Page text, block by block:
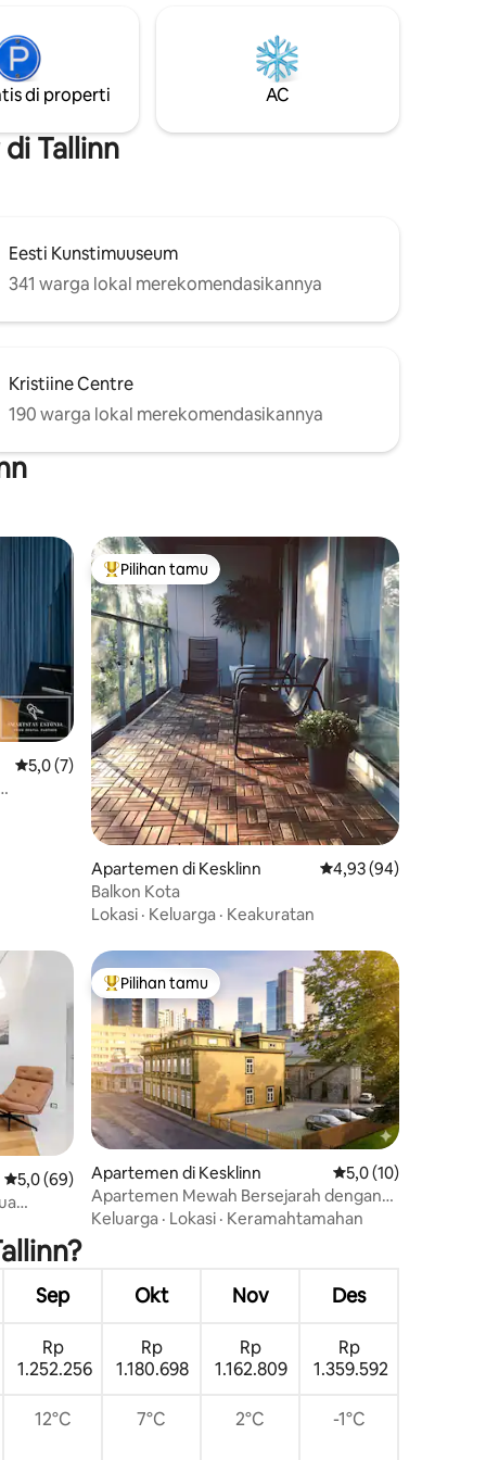
di properti AC
Tallinn
Eesti Kunstimuuseum
341 warga lokal merekomendasikannya
Kristiine Centre
190 warga lokal merekomendasikannya
Nilai rata-rata 5,0 dari 5, 7 ulasan
5,0 (7)
Pilihan tamu terpopuler
Pilihan tamu
Apartemen di Kesklinn Nilai rata-rata 4,93
4,93 (94)
Balkon Kota
Lokasi · Keluarga · Keakuratan
Nilai rata-rata 5,0 dari 5, 69 ulasan
5,0 (69)
Pilihan tamu terpopuler
Pilihan tamu
Apartemen di Kesklinn Nilai rata-rata 5,0
5,0 (10)
Apartemen Mewah Bersejarah dengan
AC, Parkir, & Taman
Keluarga · Lokasi · Keramahtamahan
Sep Okt Nov Des
Rp
1.252.256
Rp
1.180.698
Rp
1.162.809
Rp
1.359.592
12°C 7°C 2°C -1°C